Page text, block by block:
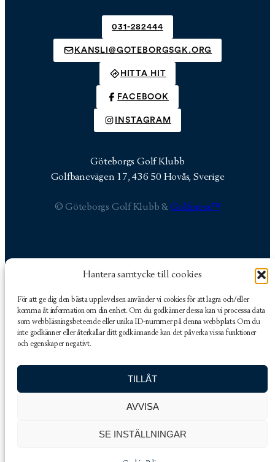
Hantera samtycke till cookies
För att ge dig den bästa upplevelsen använder vi cookies för att lagra och/eller
komma åt information om din enhet. Om du godkänner dessa kan vi processa data
som webbläsningsbeteende eller unika ID-nummer på denna webbplats. Om du
inte godkänner eller återkallar ditt godkännande kan det påverka vissa funktioner
och egenskaper negativt.
TILLÅT
AVVISA
SE INSTÄLLNINGAR
031-282444
KANSLI@GOTEBORGSGK.ORG
HITTA HIT
FACEBOOK
INSTAGRAM
Göteborgs Golf Klubb
Golfbanevägen 17, 436 50 Hovås, Sverige
© Göteborgs Golf Klubb & Golfpress™
Göteborgs Golf Klubb
Golfbanevägen 17
436 50 Hovås, Sverige
031-282444kansli@goteborgsgk.org